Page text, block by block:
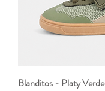
Blanditos - Platy Verde